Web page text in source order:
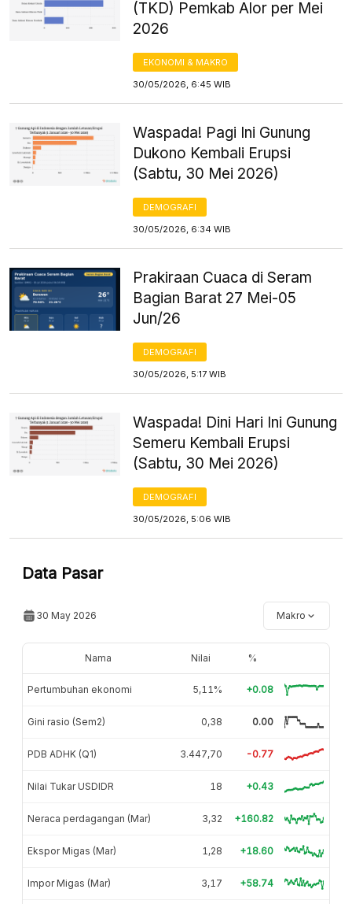
(TKD) Pemkab Alor per Mei
2026
EKONOMI & MAKRO
30/05/2026, 6:45 WIB
Waspada! Pagi Ini Gunung
Dukono Kembali Erupsi
(Sabtu, 30 Mei 2026)
DEMOGRAFI
30/05/2026, 6:34 WIB
Prakiraan Cuaca di Seram
Bagian Barat 27 Mei-05
Jun/26
DEMOGRAFI
30/05/2026, 5:17 WIB
Waspada! Dini Hari Ini Gunung
Semeru Kembali Erupsi
(Sabtu, 30 Mei 2026)
DEMOGRAFI
30/05/2026, 5:06 WIB
Data Pasar
30 May 2026 Makro
Nama Nilai %
Pertumbuhan ekonomi 5,11% +0.08
Gini rasio (Sem2) 0,38 0.00
PDB ADHK (Q1) 3.447,70 -0.77
Nilai Tukar USDIDR 18 +0.43
Neraca perdagangan (Mar) 3,32 +160.82
Ekspor Migas (Mar) 1,28 +18.60
Impor Migas (Mar) 3,17 +58.74